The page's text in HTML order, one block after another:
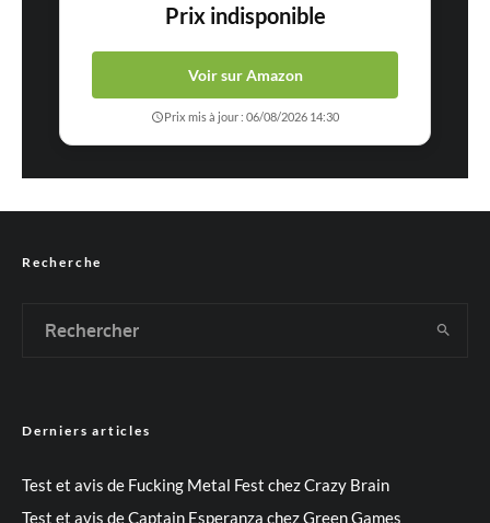
Prix indisponible
Voir sur Amazon
Prix mis à jour : 06/08/2026 14:30
Recherche
Derniers articles
Test et avis de Fucking Metal Fest chez Crazy Brain
Test et avis de Captain Esperanza chez Green Games